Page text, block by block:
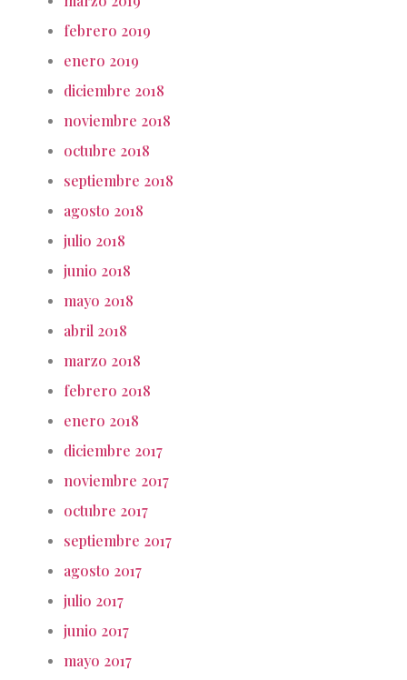
febrero 2019
enero 2019
diciembre 2018
noviembre 2018
octubre 2018
septiembre 2018
agosto 2018
julio 2018
junio 2018
mayo 2018
abril 2018
marzo 2018
febrero 2018
enero 2018
diciembre 2017
noviembre 2017
octubre 2017
septiembre 2017
agosto 2017
julio 2017
junio 2017
mayo 2017